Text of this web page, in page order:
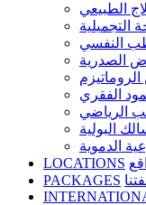
الطبيعي
التجميلية
النفسي
الصدرية
الفقري
الرياضي
البولية
الدموية
LOCATIONS
PACKAGES